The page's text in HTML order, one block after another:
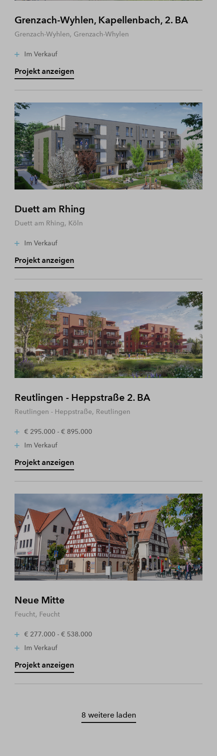
Grenzach-Wyhlen, Kapellenbach, 2. BA
Grenzach-Wyhlen, Grenzach-Whylen
Im Verkauf
Projekt anzeigen
Duett am Rhing
Duett am Rhing, Köln
Im Verkauf
Projekt anzeigen
Reutlingen - Heppstraße 2. BA
Reutlingen - Heppstraße, Reutlingen
€ 295.000 - € 895.000
Im Verkauf
Projekt anzeigen
Neue Mitte
Feucht, Feucht
€ 277.000 - € 538.000
Im Verkauf
Projekt anzeigen
8 weitere laden